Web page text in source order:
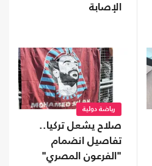
الإصابة
رياضة دولية
صلاح يشعل تركيا..
تفاصيل انضمام
"الفرعون المصري"